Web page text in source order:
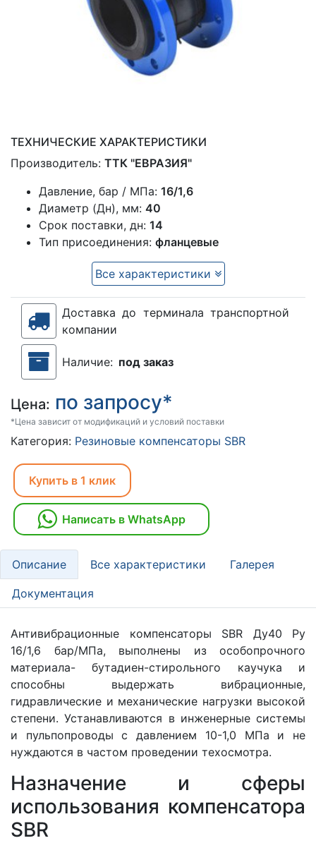
ТЕХНИЧЕСКИЕ ХАРАКТЕРИСТИКИ
Производитель: ТТК "ЕВРАЗИЯ"
Давление, бар / МПа: 16/1,6
Диаметр (Дн), мм: 40
Срок поставки, дн: 14
Тип присоединения: фланцевые
Все характеристики
Доставка до терминала транспортной
компании
Наличие: под заказ
Цена: по запросу*
*Цена зависит от модификаций и условий поставки
Категория: Резиновые компенсаторы SBR
Купить в 1 клик
Написать в WhatsApp
Описание Все характеристики Галерея
Документация
Антивибрационные компенсаторы SBR Ду40 Ру
16/1,6 бар/МПа, выполнены из особопрочного
материала- бутадиен-стирольного каучука и
способны выдержать вибрационные,
гидравлические и механические нагрузки высокой
степени. Устанавливаются в инженерные системы
и пульпопроводы с давлением 10-1,0 МПа и не
нуждаются в частом проведении техосмотра.
Назначение и сферы
использования компенсатора
SBR